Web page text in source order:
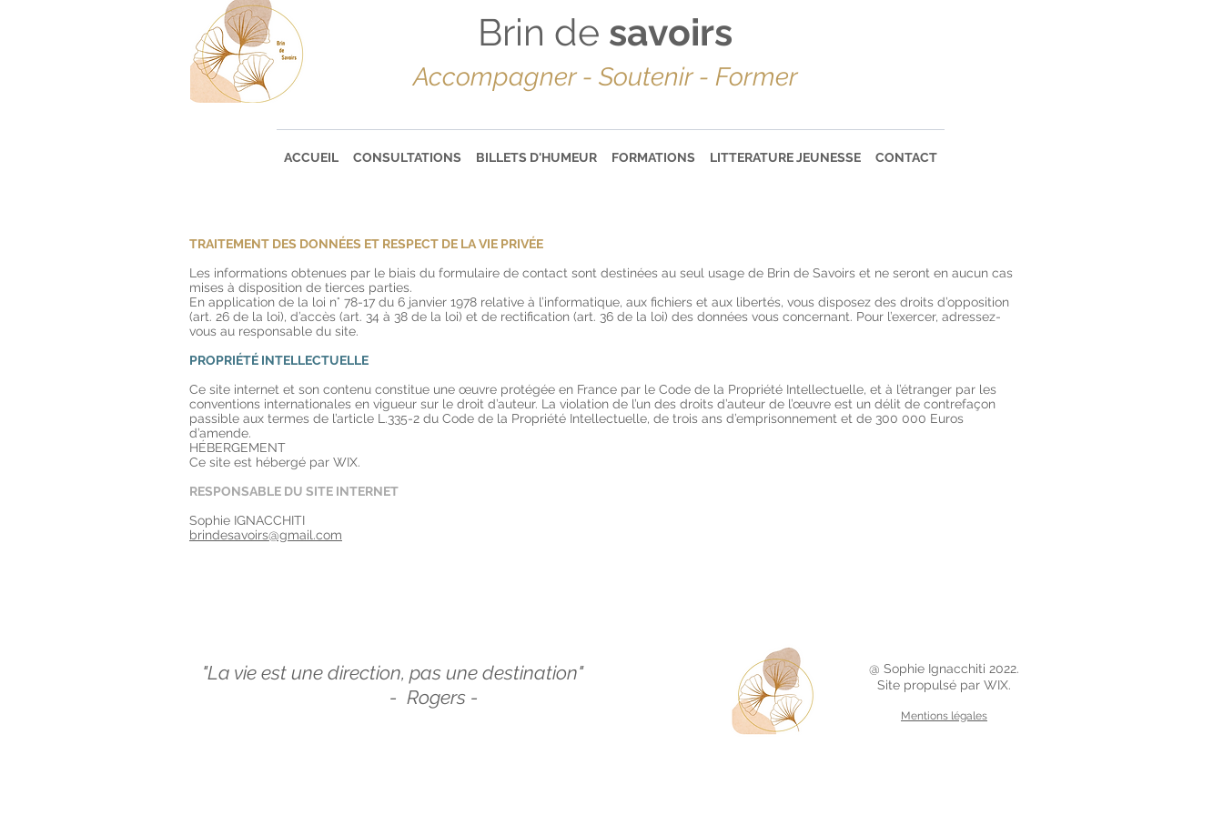
Brin de savoirs
Accompagner - Soutenir - Former
ACCUEIL CONSULTATIONS BILLETS D'HUMEUR FORMATIONS LITTERATURE JEUNESSE CONTACT
TRAITEMENT DES DONNÉES ET RESPECT DE LA VIE PRIVÉE
Les informations obtenues par le biais du formulaire de contact sont destinées au seul usage de Brin de Savoirs et ne seront en aucun cas
mises à disposition de tierces parties.
En application de la loi n° 78-17 du 6 janvier 1978 relative à l’informatique, aux fichiers et aux libertés, vous disposez des droits d’opposition
(art. 26 de la loi), d’accès (art. 34 à 38 de la loi) et de rectification (art. 36 de la loi) des données vous concernant. Pour l’exercer, adressez-
vous au responsable du site.
PROPRIÉTÉ INTELLECTUELLE
Ce site internet et son contenu constitue une œuvre protégée en France par le Code de la Propriété Intellectuelle, et à l’étranger par les
conventions internationales en vigueur sur le droit d’auteur. La violation de l’un des droits d’auteur de l’œuvre est un délit de contrefaçon
passible aux termes de l’article L.335-2 du Code de la Propriété Intellectuelle, de trois ans d’emprisonnement et de 300 000 Euros
d’amende.
HÉBERGEMENT
Ce site est hébergé par WIX.
RESPONSABLE DU SITE INTERNET
Sophie IGNACCHITI
brindesavoirs@gmail.com
"La vie est une direction, pas une destination"
- Rogers -
@ Sophie Ignacchiti 2022.
Site propulsé par WIX.
Mentions légales